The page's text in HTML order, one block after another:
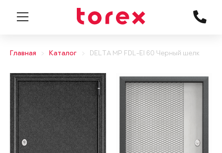
Главная Каталог DELTA MP FDL-EI 60 Черный шелк